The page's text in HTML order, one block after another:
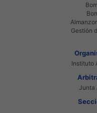
Gestión
Instituto
Junta